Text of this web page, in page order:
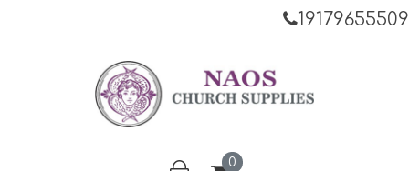
19179655509
0